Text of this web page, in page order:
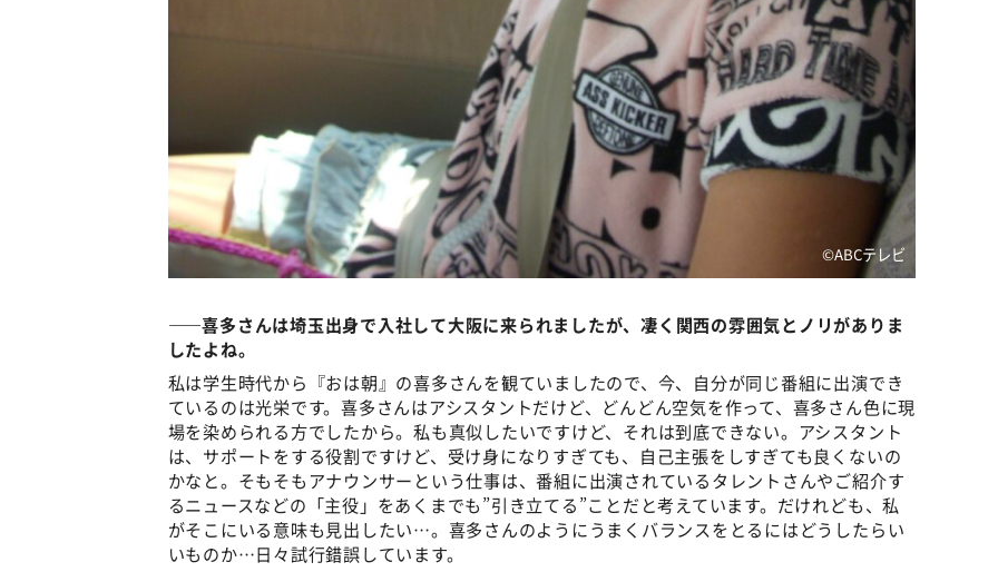
©️ABCテレビ
――喜多さんは埼玉出身で入社して大阪に来られましたが、凄く関西の雰囲気とノリがありま
したよね。
私は学生時代から『おは朝』の喜多さんを観ていましたので、今、自分が同じ番組に出演でき
ているのは光栄です。喜多さんはアシスタントだけど、どんどん空気を作って、喜多さん色に現
場を染められる方でしたから。私も真似したいですけど、それは到底できない。アシスタント
は、サポートをする役割ですけど、受け身になりすぎても、自己主張をしすぎても良くないの
かなと。そもそもアナウンサーという仕事は、番組に出演されているタレントさんやご紹介す
るニュースなどの「主役」をあくまでも”引き立てる”ことだと考えています。だけれども、私
がそこにいる意味も見出したい…。喜多さんのようにうまくバランスをとるにはどうしたらい
いものか…日々試行錯誤しています。